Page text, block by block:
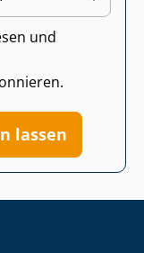
und
lassen